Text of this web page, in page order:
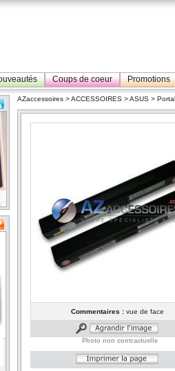
Coups de coeur Promotions
AZaccessoires >ACCESSOIRES >ASUS >
Commentaires :vue de face
Photo non contractuelle